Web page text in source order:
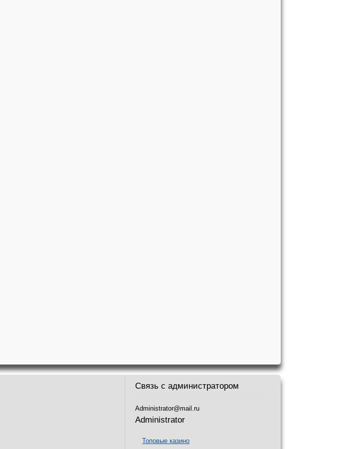
Связь с администратором
Administrator@mail.ru
Administrator
Топовые казино